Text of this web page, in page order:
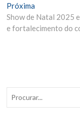
Post
Próxima
Materia:
Show de Natal 2025
e fortalecimento do